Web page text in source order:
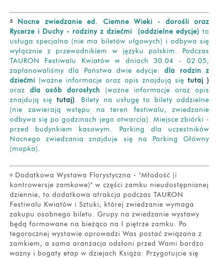
5 Nocne zwiedzanie ed. Ciemne Wieki - dorośli oraz
Rycerze i Duchy - rodziny z dziećmi (oddzielne edycje) to
usługa specjalna (nie ma biletów ulgowych) i odbywa się
wyłącznie z przewodnikiem w języku polskim. Podczas
TAURON Festiwalu Kwiatów w dniach 30.04 - 02.05,
zaplanowaliśmy dla Państwa dwie edycje:
dla rodzin z
dziećmi (ważne informacje oraz opis znajdują się tutaj )
oraz dla osób dorosłych (ważne informacje oraz opis
znajdują się tutaj). Bilety na usługę to bilety oddzielne
(nie zawierają wstępu na teren festiwalu, zwiedzanie
odbywa się po godzinach jego otwarcia). Miejsce zbiórki -
przed budynkiem kasowym. Parking dla uczestników
Nocnego zwiedzania znajduje się na Parking Główny
(mapka).
6 Dodatkowa Wystawa Florystyczna - "Młodość (i
kontrowersje zamkowe)" w części zamku nieudostępnianej
dziennie, to dodatkowa atrakcja podczas TAURON
Festiwalu Kwiatów i Sztuki, której zwiedzanie wymaga
zakupu osobnego biletu. Grupy na zwiedzanie wystawy
będą formowane na bieżąco na I piętrze zamku. Po
tegorocznej wystawie oprowadzi Was postać związana z
zamkiem, a sama aranżacja odsłoni przed Wami bardzo
ważny i bogaty etap w dziejach Książa. Przygotujcie się